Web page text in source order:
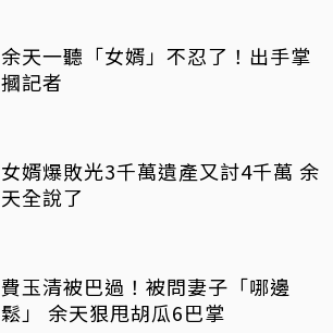
余天一聽「女婿」不忍了！出手掌
摑記者
女婿爆敗光3千萬遺產又討4千萬 余
天全說了
費玉清被巴過！被問妻子「哪邊
鬆」 余天狠甩胡瓜6巴掌